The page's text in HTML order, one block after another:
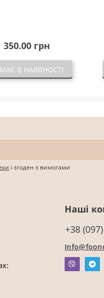
350.00 грн
В НАЯВНОСТІ
і згоден з вимогами
Наші
+38